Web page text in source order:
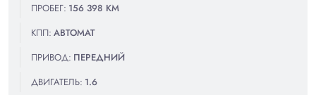
ПРОБЕГ: 156 398 КМ
КПП: АВТОМАТ
ПРИВОД: ПЕРЕДНИЙ
ДВИГАТЕЛЬ: 1.6